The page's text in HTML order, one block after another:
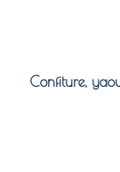
Confiture,